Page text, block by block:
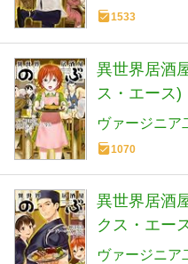
1533
異世界居酒
ス・エース)
ヴァージニア
1070
異世界居酒
クス・エー
ヴァージニア